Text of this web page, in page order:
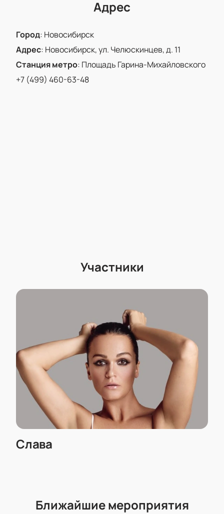
Адрес
Город: Новосибирск
Адрес: Новосибирск, ул. Челюскинцев, д. 11
Станция метро: Площадь Гарина-Михайловского
+7 (499) 460-63-48
Участники
Слава
Ближайшие мероприятия